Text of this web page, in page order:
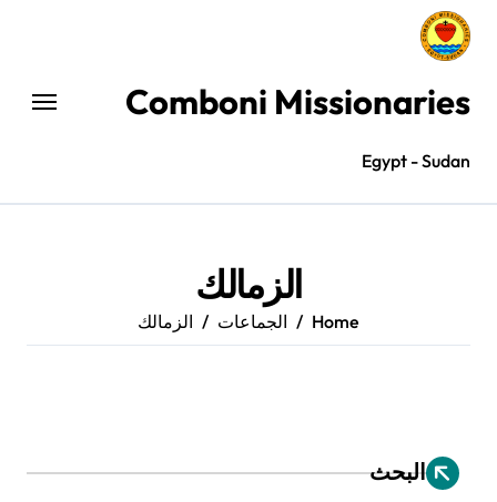
content
Comboni Missionaries
Egypt - Sudan
الزمالك
Home الجماعات الزمالك
البحث